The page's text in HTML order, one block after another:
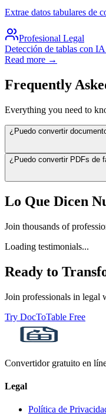
Extrae datos tabulares de
Profesional Legal
Detección de tablas con
Read more →
Frequently
Everything you need to
¿Puedo convertir
¿Puedo convertir PDFs de
Lo Que Dicen
Join thousands of
Loading testimonials...
Ready to
Join professionals in legal
Try DocToTable Free
Convertidor gratuito en
Legal
Política de